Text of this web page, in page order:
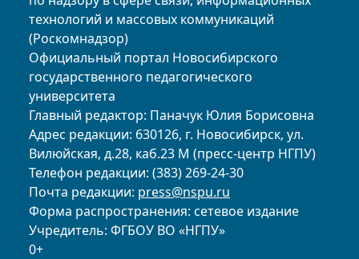
технологий и массовых коммуникаций
(Роскомнадзор)
Официальный портал Новосибирского
государственного педагогического
университета
Главный редактор: Паначук Юлия Борисовна
Адрес редакции: 630126, г. Новосибирск, ул.
Вилюйская, д.28, каб.23 М (пресс-центр НГПУ)
Телефон редакции: (383) 269-24-30
Почта редакции: press@nspu.ru
Форма распространения: сетевое издание
Учредитель: ФГБОУ ВО «НГПУ»
0+